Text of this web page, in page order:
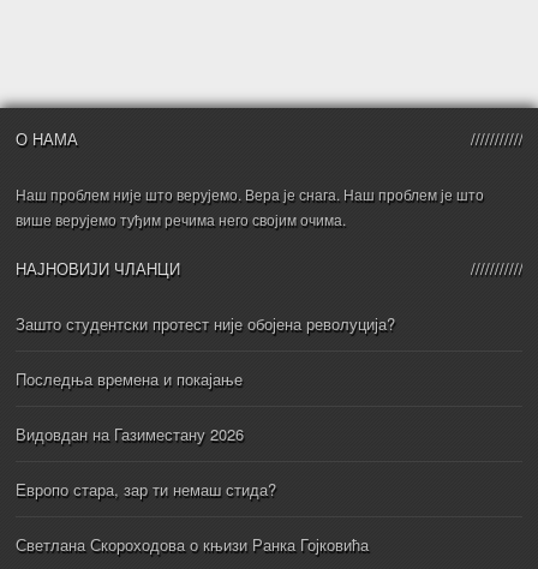
О НАМА
Наш проблем није што верујемо. Вера је снага. Наш проблем је што
више верујемо туђим речима него својим очима.
НАЈНОВИЈИ ЧЛАНЦИ
Зашто студентски протест није обојена револуција?
Последња времена и покајање
Видовдан на Газиместану 2026
Европо стара, зар ти немаш стида?
Светлана Скороходова о књизи Ранка Гојковића